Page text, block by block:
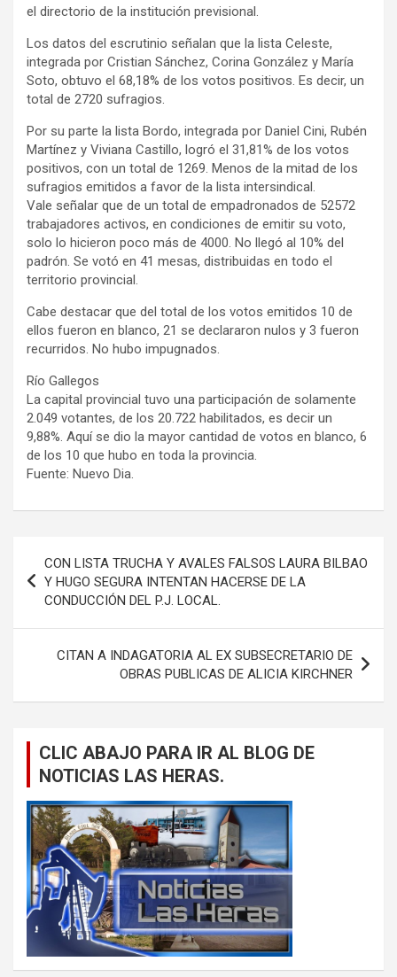
el directorio de la institución previsional.
Los datos del escrutinio señalan que la lista Celeste,
integrada por Cristian Sánchez, Corina González y María
Soto, obtuvo el 68,18% de los votos positivos. Es decir, un
total de 2720 sufragios.
Por su parte la lista Bordo, integrada por Daniel Cini, Rubén
Martínez y Viviana Castillo, logró el 31,81% de los votos
positivos, con un total de 1269. Menos de la mitad de los
sufragios emitidos a favor de la lista intersindical.
Vale señalar que de un total de empadronados de 52572
trabajadores activos, en condiciones de emitir su voto,
solo lo hicieron poco más de 4000. No llegó al 10% del
padrón. Se votó en 41 mesas, distribuidas en todo el
territorio provincial.
Cabe destacar que del total de los votos emitidos 10 de
ellos fueron en blanco, 21 se declararon nulos y 3 fueron
recurridos. No hubo impugnados.
Río Gallegos
La capital provincial tuvo una participación de solamente
2.049 votantes, de los 20.722 habilitados, es decir un
9,88%. Aquí se dio la mayor cantidad de votos en blanco, 6
de los 10 que hubo en toda la provincia.
Fuente: Nuevo Dia.
de
entradas
CON LISTA TRUCHA Y AVALES FALSOS LAURA BILBAO
Y HUGO SEGURA INTENTAN HACERSE DE LA
CONDUCCIÓN DEL P.J. LOCAL.
CITAN A INDAGATORIA AL EX SUBSECRETARIO DE
OBRAS PUBLICAS DE ALICIA KIRCHNER
CLIC ABAJO PARA IR AL BLOG DE
NOTICIAS LAS HERAS.